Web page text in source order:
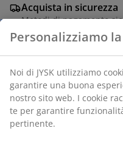
Acquista in sicurezza
Metodi di pagamento
SKU: 3670175
Istruzioni di montaggio
Personalizziamo
Noi di JYSK utilizziamo
garantire una buona
nostro sito web. I cookie
te per garantire
pertinente.